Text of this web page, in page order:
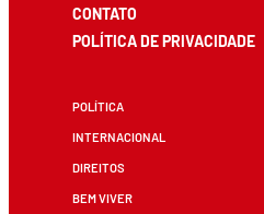
CONTATO
POLÍTICA DE PRIVACIDADE
POLÍTICA
INTERNACIONAL
DIREITOS
BEM VIVER